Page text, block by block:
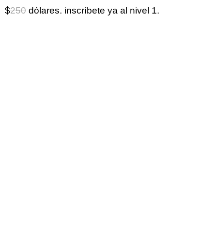
$250 dólares. inscríbete ya al nivel 1.